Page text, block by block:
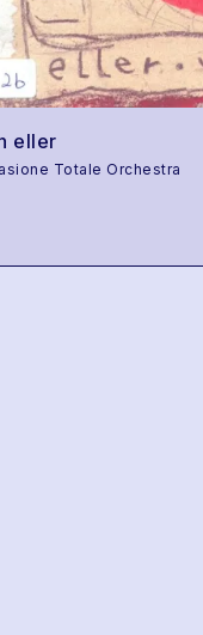
eller
Totale Orchestra